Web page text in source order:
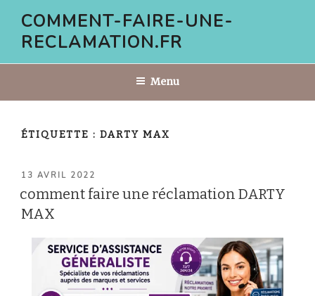
contenu
COMMENT-FAIRE-UNE-
RECLAMATION.FR
Menu
ÉTIQUETTE : DARTY MAX
PUBLIÉ
13 AVRIL 2022
comment faire une réclamation DARTY
MAX